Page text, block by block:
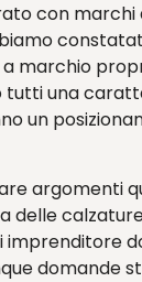
con
marchio
tutti una
un
argomenti
delle
imprenditore
domande